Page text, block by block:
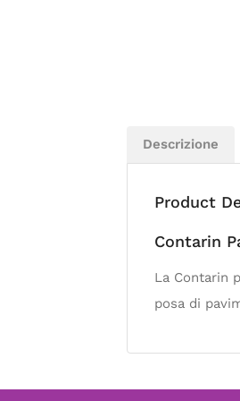
Descrizione
Product
Contarin
La Contarin
posa di